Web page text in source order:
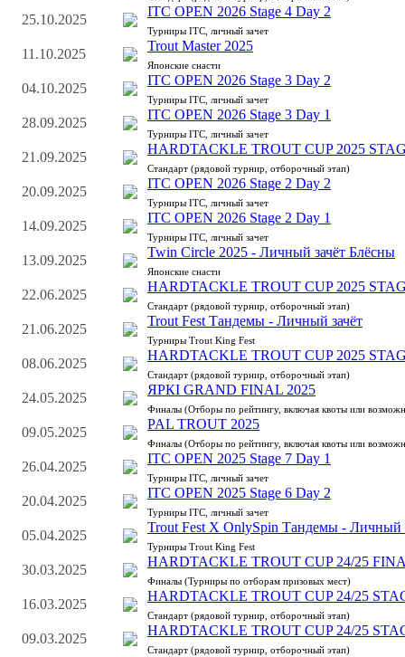
25.10.2025
ITC OPEN 2026 Stage 4 Day 2
Турниры ITC, личный зачет
11.10.2025
Trout Master 2025
Японские снасти
04.10.2025
ITC OPEN 2026 Stage 3 Day 2
Турниры ITC, личный зачет
28.09.2025
ITC OPEN 2026 Stage 3 Day 1
Турниры ITC, личный зачет
21.09.2025
HARDTACKLE TROUT CUP 2025
Стандарт (рядовой турнир, отборочный этап)
20.09.2025
ITC OPEN 2026 Stage 2 Day 2
Турниры ITC, личный зачет
14.09.2025
ITC OPEN 2026 Stage 2 Day 1
Турниры ITC, личный зачет
13.09.2025
Twin Circle 2025 - Личный зачёт Блёсны
Японские снасти
22.06.2025
HARDTACKLE TROUT CUP 2025
Стандарт (рядовой турнир, отборочный этап)
21.06.2025
Trout Fest Тандемы - Личный зачёт
Турниры Trout King Fest
08.06.2025
HARDTACKLE TROUT CUP 2025
Стандарт (рядовой турнир, отборочный этап)
24.05.2025
ЯРКI GRAND FINAL 2025
Финалы (Отборы по рейтингу, включая квоты или
09.05.2025
PAL TROUT 2025
Финалы (Отборы по рейтингу, включая квоты или
26.04.2025
ITC OPEN 2025 Stage 7 Day 1
Турниры ITC, личный зачет
20.04.2025
ITC OPEN 2025 Stage 6 Day 2
Турниры ITC, личный зачет
05.04.2025
Trout Fest X OnlySpin Тандемы - Личный
Турниры Trout King Fest
30.03.2025
HARDTACKLE TROUT CUP 24/25
Финалы (Турниры по отборам призовых мест)
16.03.2025
HARDTACKLE TROUT CUP 24/25
Стандарт (рядовой турнир, отборочный этап)
09.03.2025
HARDTACKLE TROUT CUP 24/25
Стандарт (рядовой турнир, отборочный этап)